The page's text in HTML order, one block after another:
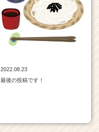
2022.08.23
最後の投稿です！